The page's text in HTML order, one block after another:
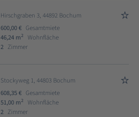
Hirschgraben 3, 44892 Bochum
600,00 € Gesamtmiete
46,24 m2
Wohnfläche
2 Zimmer
Stockyweg 1, 44803 Bochum
608,35 € Gesamtmiete
51,00 m2
Wohnfläche
2 Zimmer